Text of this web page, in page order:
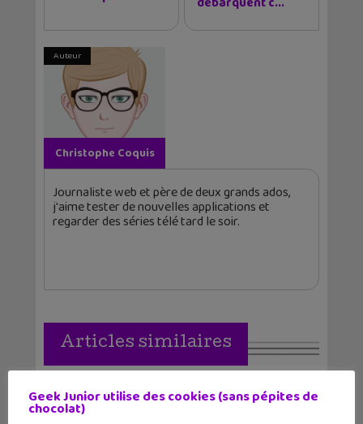
Auteur
Christophe Coquis
Journaliste web et père de deux grands ados,
j'aime tester de nouvelles applications et
regarder des séries télé tard le soir.
Articles similaires
Geek Junior utilise des cookies (sans pépites de
chocolat)